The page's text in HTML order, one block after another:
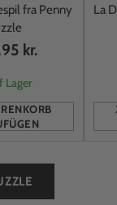
fra Penny
kr.
Lager
La